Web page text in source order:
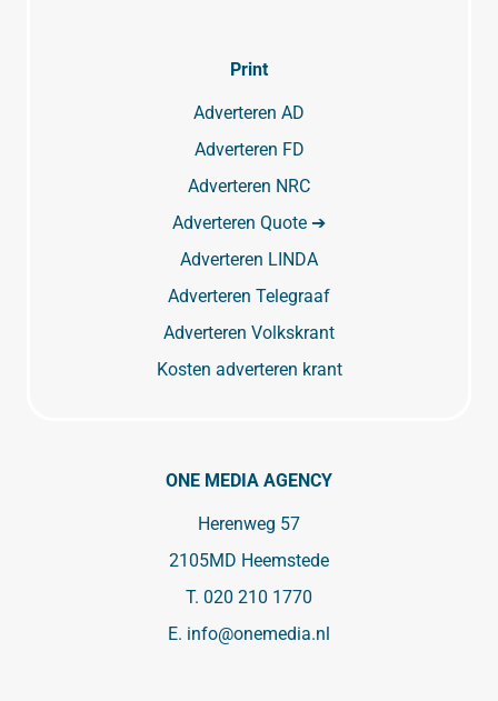
Print
Adverteren AD
Adverteren FD
Adverteren NRC
Adverteren Quote ➔
Adverteren LINDA
Adverteren Telegraaf
Adverteren Volkskrant
Kosten adverteren krant
ONE MEDIA AGENCY
Herenweg 57
2105MD Heemstede
T. 020 210 1770
E. info@onemedia.nl